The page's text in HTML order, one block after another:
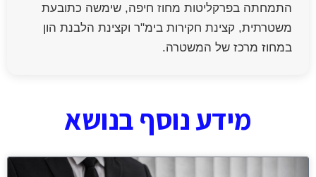
התמחתה בפרקליטות מחוז חיפה, שימשה כתובעת
משטרתית, קצינת חקירות בימ"ר וקצינת הלבנת הון
במחוז מרכז של המשטרה.
מידע נוסף בנושא